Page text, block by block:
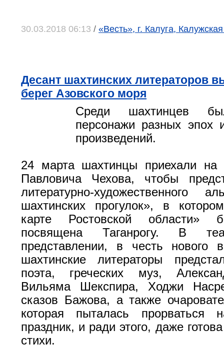
30.03.2018 06:13 / «Весть», г. Калуга,
Десант шахтинских литераторов
берег Азовского моря
Среди шахтинцев
персонажи разных эпох
произведений.
24 марта шахтинцы приехали на
Павловича Чехова, чтобы
литературно-художественного
шахтинских прогулок», в
карте Ростовской области»
посвящена Таганрогу. В
представлении, в честь нового
шахтинские литераторы
поэта, греческих муз,
Вильяма Шекспира, Ходжи
сказов Бажова, а также
которая пыталась прорваться
праздник, и ради этого, даже
стихи.